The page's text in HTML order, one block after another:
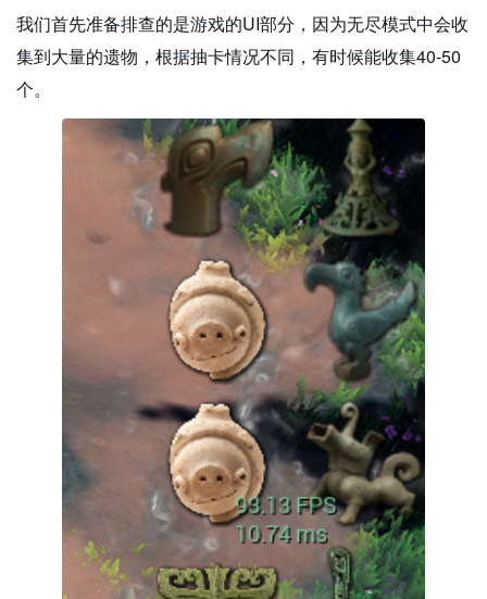
我们首先准备排查的是游戏的UI部分，因为无尽模式中会收
集到大量的遗物，根据抽卡情况不同，有时候能收集40-50
个。